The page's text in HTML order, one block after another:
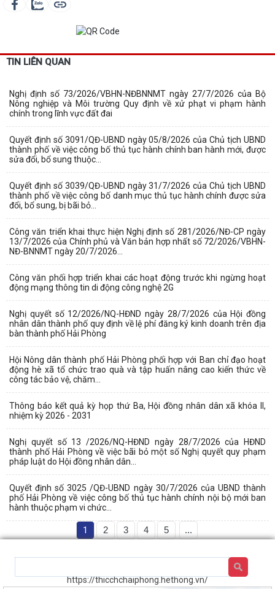
TIN LIÊN QUAN
Nghị định số 73/2026/VBHN-NĐBNNMT ngày 27/7/2026 của Bộ
Nông nghiệp và Môi trường Quy định về xử phạt vi phạm hành
chính trong lĩnh vực đất đai
Quyết định số 3091/QĐ-UBND ngày 05/8/2026 của Chủ tịch UBND
thành phố về việc công bố thủ tục hành chính ban hành mới, được
sửa đổi, bổ sung thuộc...
Quyết định số 3039/QĐ-UBND ngày 31/7/2026 của Chủ tịch UBND
thành phố về việc công bố danh mục thủ tục hành chính được sửa
đổi, bổ sung, bị bãi bỏ...
Công văn triển khai thực hiện Nghị định số 281/2026/NĐ-CP ngày
13/7/2026 của Chính phủ và Văn bản hợp nhất số 72/2026/VBHN-
NĐ-BNNMT ngày 20/7/2026...
Công văn phối hợp triển khai các hoạt động trước khi ngừng hoạt
động mạng thông tin di động công nghệ 2G
Nghị quyết số 12/2026/NQ-HĐND ngày 28/7/2026 của Hội đồng
nhân dân thành phố quy định về lệ phí đăng ký kinh doanh trên địa
bàn thành phố Hải Phòng
Hội Nông dân thành phố Hải Phòng phối hợp với Ban chỉ đạo hoạt
động hè xã tổ chức trao quà và tập huấn nâng cao kiến thức về
công tác bảo vệ, chăm...
Thông báo kết quả kỳ họp thứ Ba, Hội đồng nhân dân xã khóa II,
nhiệm kỳ 2026 - 2031
Nghị quyết số 13 /2026/NQ-HĐND ngày 28/7/2026 của HĐND
thành phố Hải Phòng về việc bãi bỏ một số Nghị quyết quy phạm
pháp luật do Hội đồng nhân dân...
Quyết định số 3025 /QĐ-UBND ngày 30/7/2026 của UBND thành
phố Hải Phòng về việc công bố thủ tục hành chính nội bộ mới ban
hành thuộc phạm vi chức...
1 2 3 4 5 ...
https://thicchchaiphong.hethong.vn/